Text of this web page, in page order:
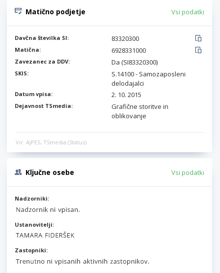
Matično podjetje Vsi podatki
Davčna številka SI: 83320300
Matična: 6928331000
Zavezanec za DDV: Da (SI83320300)
SKIS:
S.14100 - Samozaposleni
delodajalci
Datum vpisa: 2. 10. 2015
Dejavnost TSmedia:
Grafične storitve in
oblikovanje
Vir: AJPES, TSmedia (Status)
Ključne osebe Vsi podatki
Nadzorniki:
Ustanovitelji:
Zastopniki: